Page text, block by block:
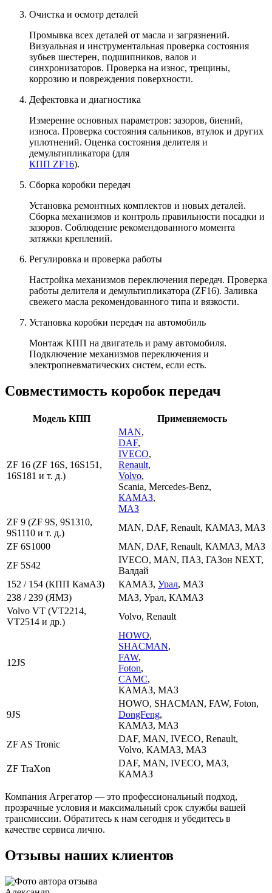
Очистка и осмотр деталей
Промывка всех деталей от масла и загрязнений.
Визуальная и инструментальная проверка состояния
зубьев шестерен, подшипников, валов и
синхронизаторов. Проверка на износ, трещины,
коррозию и повреждения поверхности.
Дефектовка и диагностика
Измерение основных параметров: зазоров, биений,
износа. Проверка состояния сальников, втулок и других
уплотнений. Оценка состояния делителя и
демультипликатора (для
КПП ZF16).
Сборка коробки передач
Установка ремонтных комплектов и новых деталей.
Сборка механизмов и контроль правильности посадки и
зазоров. Соблюдение рекомендованного момента
затяжки креплений.
Регулировка и проверка работы
Настройка механизмов переключения передач. Проверка
работы делителя и демультипликатора (ZF16). Заливка
свежего масла рекомендованного типа и вязкости.
Установка коробки передач на автомобиль
Монтаж КПП на двигатель и раму автомобиля.
Подключение механизмов переключения и
электропневматических систем, если есть.
Совместимость коробок передач
Модель КПП Применяемость
ZF 16 (ZF 16S, 16S151,
16S181 и т. д.)
MAN,
DAF,
IVECO,
Renault,
Volvo,
Scania, Mercedes-Benz,
КАМАЗ,
МАЗ
ZF 9 (ZF 9S, 9S1310,
9S1110 и т. д.)
MAN, DAF, Renault, КАМАЗ, МАЗ
ZF 6S1000
MAN, DAF, Renault, КАМАЗ, МАЗ
ZF 5S42
IVECO, MAN, ПАЗ, ГАЗон NEXT,
Валдай
152 / 154 (КПП КамАЗ)
КАМАЗ, Урал, МАЗ
238 / 239 (ЯМЗ)
МАЗ, Урал, КАМАЗ
Volvo VT (VT2214,
VT2514 и др.)
Volvo, Renault
12JS
HOWO,
SHACMAN,
FAW,
Foton,
CAMC,
КАМАЗ, МАЗ
9JS
HOWO, SHACMAN, FAW, Foton,
DongFeng,
КАМАЗ, МАЗ
ZF AS Tronic
DAF, MAN, IVECO, Renault,
Volvo, КАМАЗ, МАЗ
ZF TraXon
DAF, MAN, IVECO, МАЗ,
КАМАЗ
Компания Агрегатор — это профессиональный подход,
прозрачные условия и максимальный срок службы вашей
трансмиссии. Обратитесь к нам сегодня и убедитесь в
качестве сервиса лично.
Отзывы наших клиентов